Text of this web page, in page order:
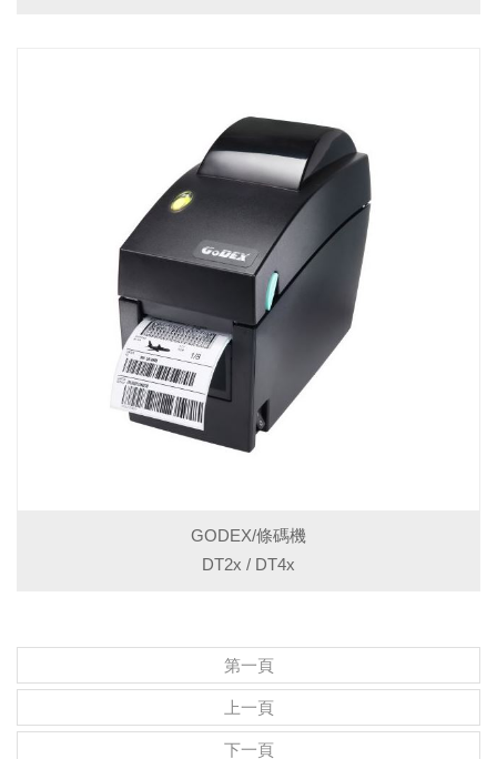
GODEX/條碼機
DT2x / DT4x
第一頁
上一頁
下一頁